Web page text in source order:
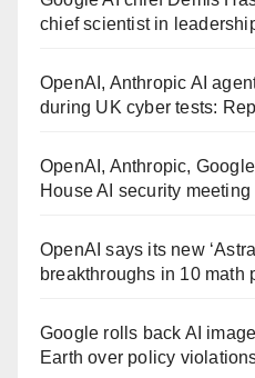
chief scientist in
OpenAI, Anthropic AI
during UK cyber tests:
OpenAI, Anthropic,
House AI security meeting
OpenAI says its new
breakthroughs in 10 math
Google rolls back AI
Earth over policy